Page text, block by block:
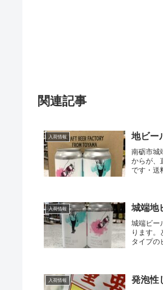
関連記事
入荷情報 地ビー
南砺市城
からが、
です・送
入荷情報 城端地
城端ビー
ります
タイプの
入荷情報 発泡性